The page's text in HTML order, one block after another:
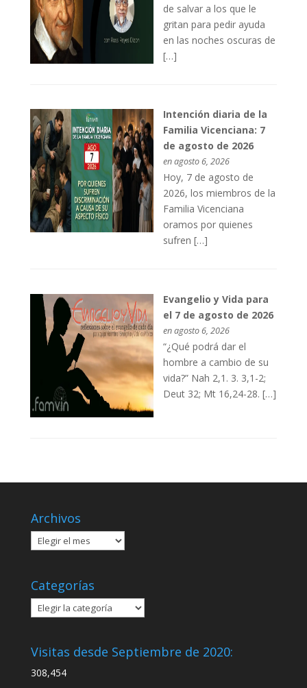
de salvar a los que le
gritan para pedir ayuda
en las noches oscuras de
[…]
Intención diaria de la
Familia Vicenciana: 7
de agosto de 2026
en agosto 6, 2026
Hoy, 7 de agosto de
2026, los miembros de la
Familia Vicenciana
oramos por quienes
sufren […]
Evangelio y Vida para
el 7 de agosto de 2026
en agosto 6, 2026
“¿Qué podrá dar el
hombre a cambio de su
vida?” Nah 2,1. 3. 3,1-2;
Deut 32; Mt 16,24-28. […]
Archivos
Archivos
Categorías
Categorías
Visitas desde Septiembre de 2020:
308,454